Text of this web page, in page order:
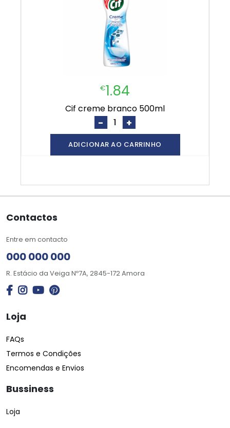
€1.84
cif creme branco 500ml
- +
ADICIONAR AO CARRINHO
Contactos
Entre em contacto
000 000 000
R. Estácio da Veiga Nº7A, 2845-172 Amora
Loja
FAQs
Termos e Condições
Encomendas e Envios
Bussiness
Loja